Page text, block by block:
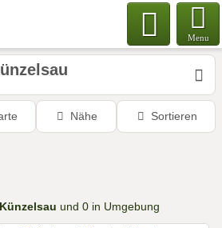
Menu
Nähe Sortieren
und 0 in Umgebung